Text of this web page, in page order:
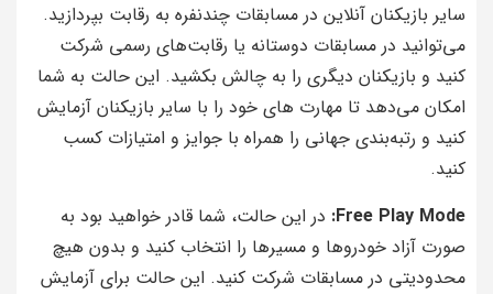
سایر بازیکنان آنلاین در مسابقات چندنفره به رقابت بپردازید.
می‌توانید در مسابقات دوستانه یا رقابت‌های رسمی شرکت
کنید و بازیکنان دیگری را به چالش بکشید. این حالت به شما
امکان می‌دهد تا مهارت‌ های خود را با سایر بازیکنان آزمایش
کنید و رتبه‌بندی جهانی را همراه با جوایز و امتیازات کسب
کنید.
Free Play Mode: در این حالت، شما قادر خواهید بود به
صورت آزاد خودروها و مسیرها را انتخاب کنید و بدون هیچ
محدودیتی در مسابقات شرکت کنید. این حالت برای آزمایش